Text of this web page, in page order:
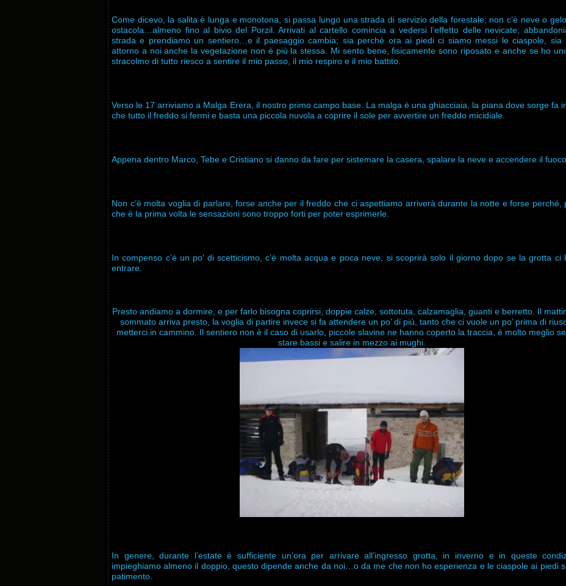
Come dicevo, la salita è lunga e monotona, si passa lungo una strada di servizio della forestale; non c’è neve o
ostacola…almeno fino al bivio del Porzil. Arrivati al cartello comincia a vedersi l’effetto delle nevicate;
strada e prendiamo un sentiero…e il paesaggio cambia; sia perché ora ai piedi ci siamo messi le ciaspole, sia
attorno a noi anche la vegetazione non è più la stessa. Mi sento bene, fisicamente sono riposato e anche se ho
stracolmo di tutto riesco a sentire il mio passo, il mio respiro e il mio battito.
Verso le 17 arriviamo a Malga Erera, il nostro primo campo base. La malga è una ghiacciaia, la piana dove sorge fa
che tutto il freddo si fermi e basta una piccola nuvola a coprire il sole per avvertire un freddo micidiale.
Appena dentro Marco, Tebe e Cristiano si danno da fare per sistemare la casera, spalare la neve e accendere il fuoco.
Non c’è molta voglia di parlare, forse anche per il freddo che ci aspettiamo arriverà durante la notte e forse perché,
che è la prima volta le sensazioni sono troppo forti per poter esprimerle.
In compenso c’è un po’ di scetticismo, c’è molta acqua e poca neve, si scoprirà solo il giorno dopo se la grotta ci
entrare.
Presto andiamo a dormire, e per farlo bisogna coprirsi, doppie calze, sottotuta, calzamaglia, guanti e berretto. Il
sommato arriva presto, la voglia di partire invece si fa attendere un po’ di più, tanto che ci vuole un po’ prima di
metterci in cammino. Il sentiero non è il caso di usarlo, piccole slavine ne hanno coperto la traccia, è molto meglio
stare bassi e salire in mezzo ai mughi.
In genere, durante l’estate è sufficiente un’ora per arrivare all’ingresso grotta, in inverno e in queste
impieghiamo almeno il doppio, questo dipende anche da noi…o da me che non ho esperienza e le ciaspole ai piedi
patimento.